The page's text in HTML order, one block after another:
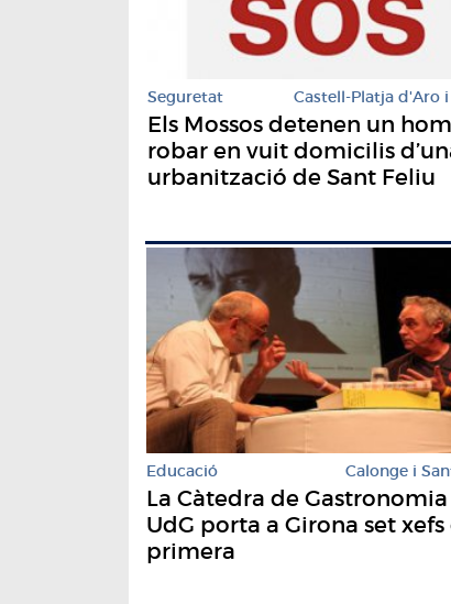
Seguretat Castell-Platja d'Aro
Els Mossos detenen un
robar en vuit domicilis
urbanització de Sant Feliu
Educació Calonge i
La Càtedra de
UdG porta a Girona set xefs
primera